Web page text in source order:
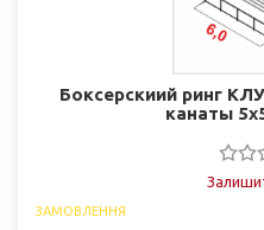
Боксерскиий ринг
канаты
ЗАМОВЛЕННЯ